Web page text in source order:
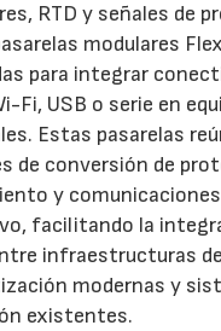
RTD y señales de
modulares
para integrar
Fi, USB o serie en
Estas pasarelas
de conversión de
y
facilitando la
infraestructuras de
modernas y
existentes.